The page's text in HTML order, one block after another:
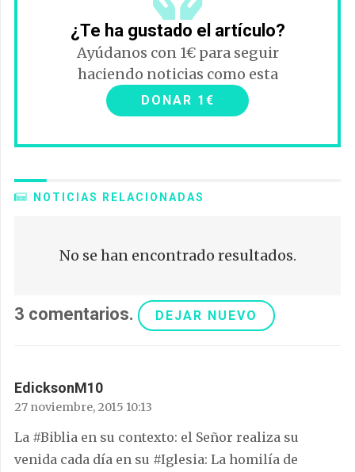
¿Te ha gustado el artículo?
Ayúdanos con 1€ para seguir
haciendo noticias como esta
DONAR 1€
NOTICIAS RELACIONADAS
No se han encontrado resultados.
3 comentarios. DEJAR NUEVO
EdicksonM10
27 noviembre, 2015 10:13
La #Biblia en su contexto: el Señor realiza su
venida cada día en su #Iglesia: La homilía de